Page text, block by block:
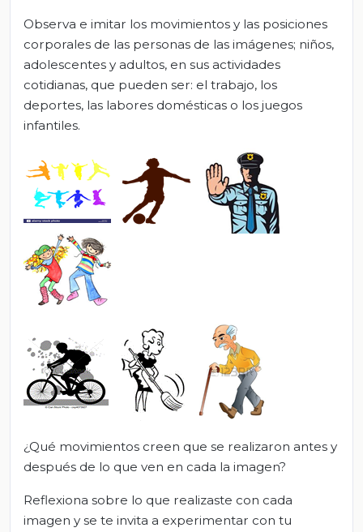
Observa e imitar los movimientos y las posiciones
corporales de las personas de las imágenes; niños,
adolescentes y adultos, en sus actividades
cotidianas, que pueden ser: el trabajo, los
deportes, las labores domésticas o los juegos
infantiles.
¿Qué movimientos creen que se realizaron antes y
después de lo que ven en cada la imagen?
Reflexiona sobre lo que realizaste con cada
imagen y se te invita a experimentar con tu